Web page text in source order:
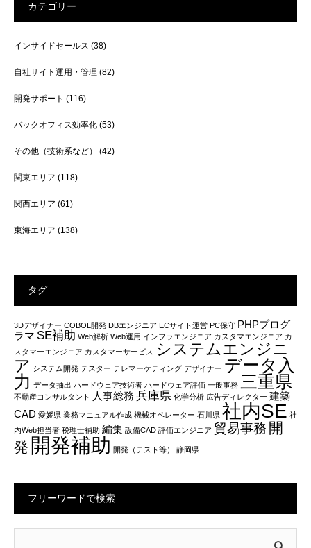
カテゴリー
インサイドセールス (38)
自社サイト運用・管理 (82)
開発サポート (116)
バックオフィス効率化 (53)
その他（技術系など） (42)
関東エリア (118)
関西エリア (61)
東海エリア (138)
タグ
3Dデザイナー COBOL開発 DBエンジニア ECサイト運営 PC保守 PHPプログ
ラマ SE補助 Web解析 Web運用 インフラエンジニア カスタマエンジニア カ
スタマーエンジニア カスタマーサービス システムエンジニ
ア システム開発 テスター テレマーケティング デザイナー データ入
力 データ抽出 ハードウェア技術者 ハードウェア評価 一般事務 三重県
不動産コンサルタント 人事総務 兵庫県 化学分析 広告ディレクター 建築
CAD 愛媛県 業務マニュアル作成 機械オペレーター 石川県 社内SE 社
内Web担当者 税理士補助 編集 設備CAD 評価エンジニア 貿易事務 開
発 開発補助 開発（テスト等） 静岡県
フリーワードで検索